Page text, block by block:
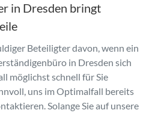
in Dresden bringt
Beteiligter davon, wenn ein
in Dresden sich
möglichst schnell für Sie
uns im Optimalfall bereits
Solange Sie auf unsere